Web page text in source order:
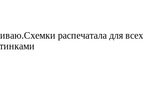
распечатала для всех